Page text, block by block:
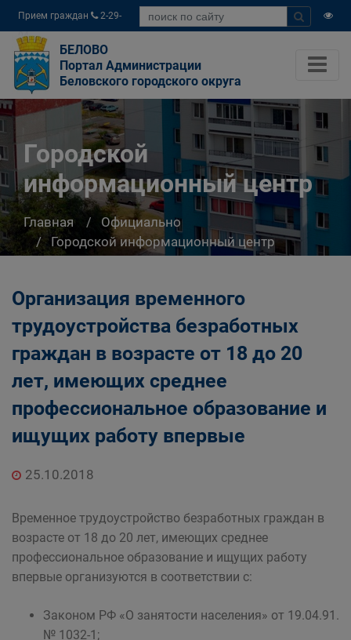
Прием граждан
2-29-
04
БЕЛОВО
Портал Администрации
Беловского городского округа
Городской
информационный центр
Главная
Официально
Городской информационный центр
Организация временного
трудоустройства безработных
граждан в возрасте от 18 до 20
лет, имеющих среднее
профессиональное образование и
ищущих работу впервые
25.10.2018
Временное трудоустройство безработных граждан в
возрасте от 18 до 20 лет, имеющих среднее
профессиональное образование и ищущих работу
впервые организуются в соответствии с:
Законом РФ «О занятости населения» от 19.04.91.
№ 1032-1;